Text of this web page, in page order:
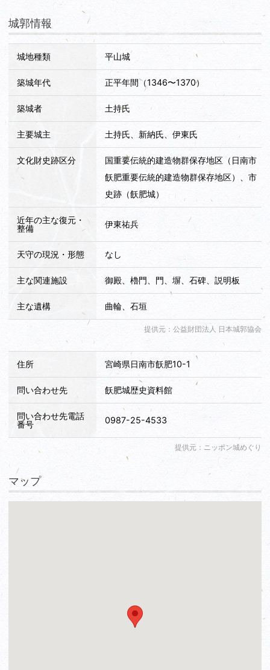
城郭情報
城地種類 平山城
築城年代 正平年間（1346〜1370）
築城者 土持氏
主要城主 土持氏、新納氏、伊東氏
文化財史跡区分
国重要伝統的建造物群保存地区（日南市
飫肥重要伝統的建造物群保存地区）、市
史跡（飫肥城）
近年の主な復元・
整備
伊東祐兵
天守の現況・形態 なし
主な関連施設 御殿、櫓門、門、塀、石碑、説明板
主な遺構 曲輪、石垣
提供元：公益財団法人 日本城郭協会
住所 宮崎県日南市飫肥10-1
問い合わせ先 飫肥城歴史資料館
問い合わせ先電話
番号
0987-25-4533
提供元：ニッポン城めぐり
マップ